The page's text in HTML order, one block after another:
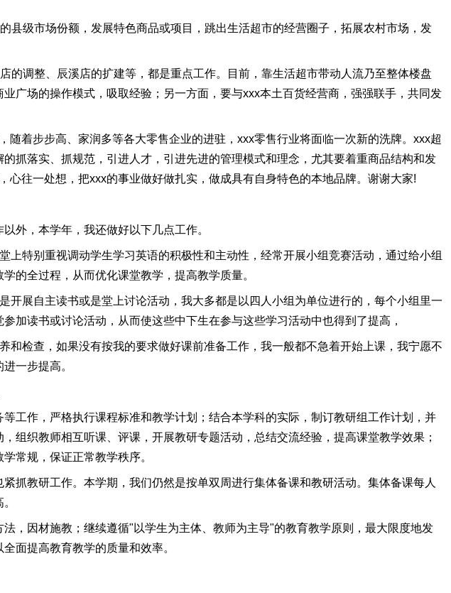
级市场份额，发展特色商品或项目，跳出生活超市的经营圈子，拓展农村市场，发
调整、辰溪店的扩建等，都是重点工作。目前，靠生活超市带动人流乃至整体楼盘
广场的操作模式，吸取经验；另一方面，要与xxx本土百货经营商，强强联手，共同发
着步步高、家润多等各大零售企业的进驻，xxx零售行业将面临一次新的洗牌。xxx超
抓落实、抓规范，引进人才，引进先进的管理模式和理念，尤其要着重商品结构和发
往一处想，把xxx的事业做好做扎实，做成具有自身特色的本地品牌。谢谢大家!
外，本学年，我还做好以下几点工作。
特别重视调动学生学习英语的积极性和主动性，经常开展小组竞赛活动，通过给小组
的全过程，从而优化课堂教学，提高教学质量。
展自主读书或是堂上讨论活动，我大多都是以四人小组为单位进行的，每个小组里一
加读书或讨论活动，从而使这些中下生在参与这些学习活动中也得到了提高，
检查，如果没有按我的要求做好课前准备工作，我一般都不急着开始上课，我宁愿不
一步提高。
工作，严格执行课程标准和教学计划；结合本学科的实际，制订教研组工作计划，并
组织教师相互听课、评课，开展教研专题活动，总结交流经验，提高课堂教学效果；
常规，保证正常教学秩序。
抓教研工作。本学期，我们仍然是按单双周进行集体备课和教研活动。集体备课每人
，因材施教；继续遵循"以学生为主体、教师为主导"的教育教学原则，最大限度地发
面提高教育教学的质量和效率。